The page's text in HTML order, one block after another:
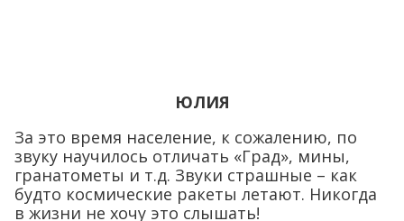
ЮЛИЯ
За это время население, к сожалению, по
звуку научилось отличать «Град», мины,
гранатометы и т.д. Звуки страшные – как
будто космические ракеты летают. Никогда
в жизни не хочу это слышать!